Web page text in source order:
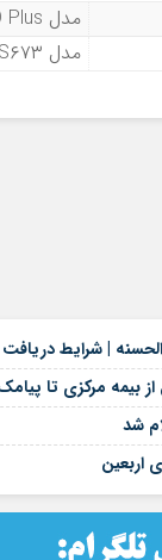
مدل Nblue HD Plus سایز ۲۰۵/۵۵R۱۶
مدل RIDERUNNER S۶۷۳ سایز ۲۱۵/۵۵R۱۶
| شرایط
از بیمه مرکزی تا
شد
اربعین